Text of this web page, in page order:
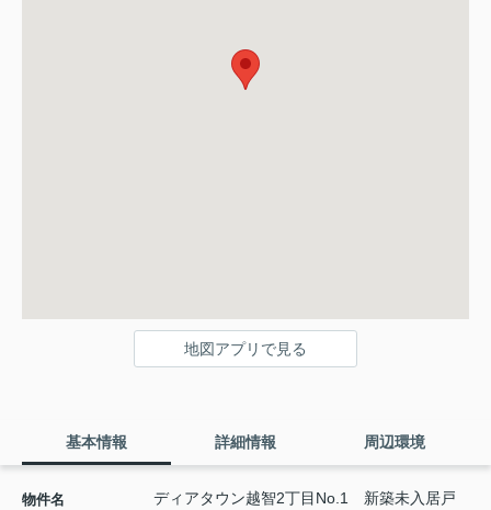
地図アプリで見る
基本情報 詳細情報 周辺環境
物件名
ディアタウン越智2丁目No.1 新築未入居戸